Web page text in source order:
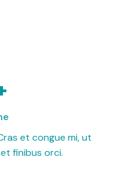
et congue mi, ut
finibus orci.